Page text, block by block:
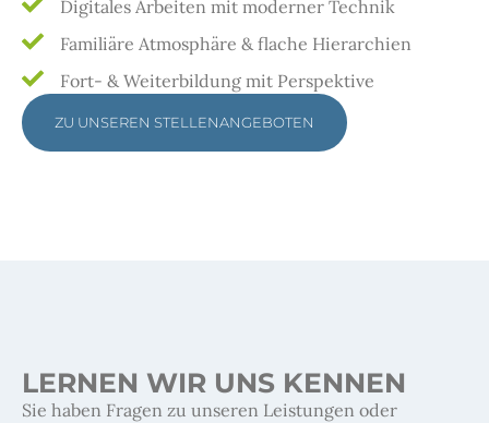
Digitales Arbeiten mit moderner Technik
Familiäre Atmosphäre & flache Hierarchien
Fort- & Weiterbildung mit Perspektive
ZU UNSEREN STELLENANGEBOTEN
LERNEN WIR UNS KENNEN
Sie haben Fragen zu unseren Leistungen oder